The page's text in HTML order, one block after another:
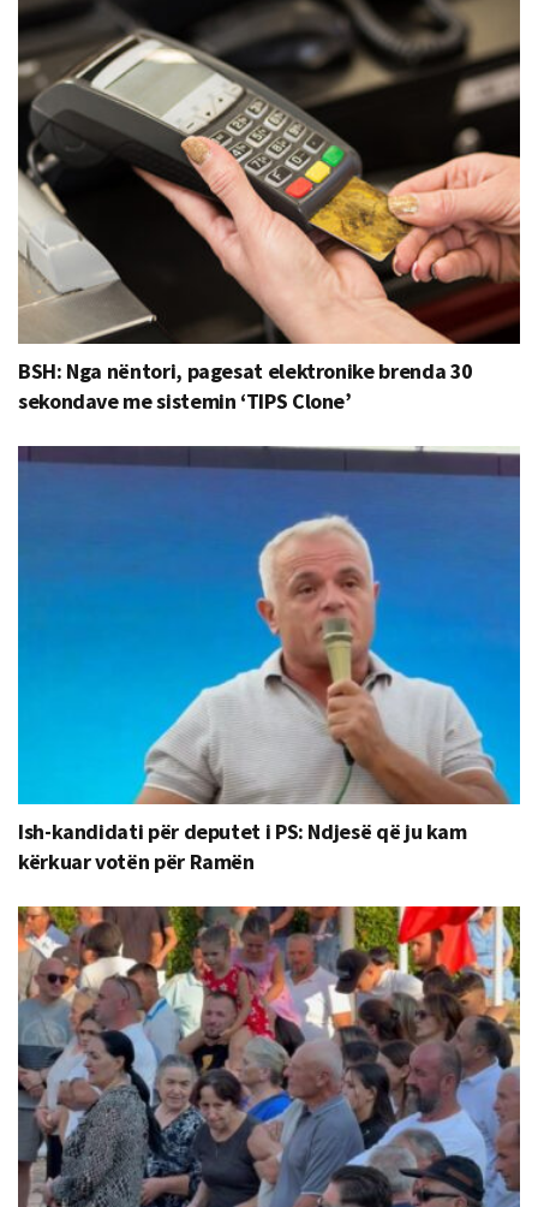
BSH: Nga nëntori, pagesat elektronike brenda 30
sekondave me sistemin ‘TIPS Clone’
Ish-kandidati për deputet i PS: Ndjesë që ju kam
kërkuar votën për Ramën